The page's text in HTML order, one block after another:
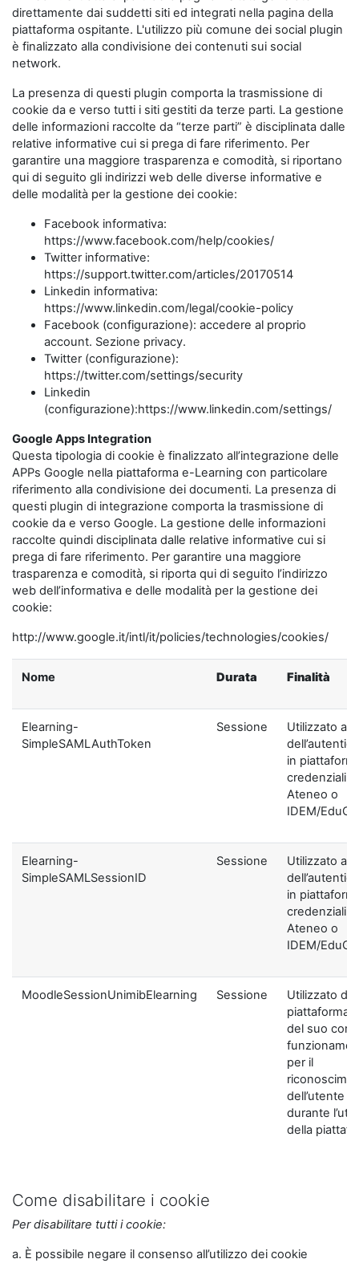
direttamente dai suddetti siti ed integrati nella pagina della
piattaforma ospitante. L'utilizzo più comune dei social plugin
è finalizzato alla condivisione dei contenuti sui social
network.
La presenza di questi plugin comporta la trasmissione di
cookie da e verso tutti i siti gestiti da terze parti. La gestione
delle informazioni raccolte da “terze parti” è disciplinata dalle
relative informative cui si prega di fare riferimento. Per
garantire una maggiore trasparenza e comodità, si riportano
qui di seguito gli indirizzi web delle diverse informative e
delle modalità per la gestione dei cookie:
Facebook informativa:
https://www.facebook.com/help/cookies/
Twitter informative:
https://support.twitter.com/articles/20170514
Linkedin informativa:
https://www.linkedin.com/legal/cookie-policy
Facebook (configurazione): accedere al proprio
account. Sezione privacy.
Twitter (configurazione):
https://twitter.com/settings/security
Linkedin
(configurazione):https://www.linkedin.com/settings/
Google Apps Integration
Questa tipologia di cookie è finalizzato all’integrazione delle
APPs Google nella piattaforma e-Learning con particolare
riferimento alla condivisione dei documenti. La presenza di
questi plugin di integrazione comporta la trasmissione di
cookie da e verso Google. La gestione delle informazioni
raccolte quindi disciplinata dalle relative informative cui si
prega di fare riferimento. Per garantire una maggiore
trasparenza e comodità, si riporta qui di seguito l’indirizzo
web dell’informativa e delle modalità per la gestione dei
cookie:
http://www.google.it/intl/it/policies/technologies/cookies/
Nome Durata Finalità
Elearning-
SimpleSAMLAuthToken
Sessione
Utilizzato ai
in
credenziali di
Ateneo o
IDEM/
Elearning-
SimpleSAMLSessionID
Sessione
Utilizzato ai
in
credenziali di
Ateneo o
IDEM/
MoodleSessionUnimibElearning Sessione
Utilizzato
piattaforma
del suo
per il
dell’utente
durante
della
Come disabilitare i cookie
Per disabilitare tutti i cookie:
a. È possibile negare il consenso all’utilizzo dei cookie